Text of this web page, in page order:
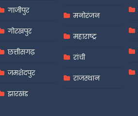
गाजीपुर
गोरखपुर
छत्तीसगढ़
जमशेदपुर
झारखंड
मनोरंजन
महाराष्ट्र
रांची
राजस्थान